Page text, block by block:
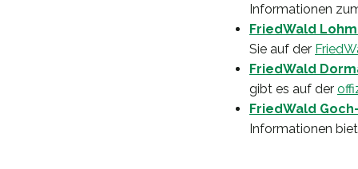
Informationen
FriedWald
Sie auf der
FriedWald
gibt es auf der
FriedWald
Informationen